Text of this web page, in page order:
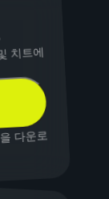
치트에
다운로